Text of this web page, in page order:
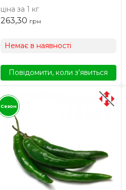
ціна за 1 кг
263,30 грн
Немає в наявності
Повідомити, коли з'явиться
Сезон